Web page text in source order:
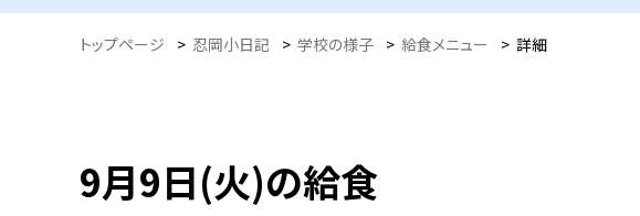
トップページ > 忍岡小日記 > 学校の様子 > 給食メニュー > 詳細
9月9日(火)の給食